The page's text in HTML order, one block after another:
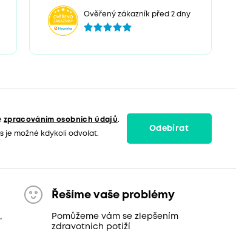
Ověřený zákazník před 2 dny
zpracováním osobních údajů.
je možné kdykoli odvolat.
Odebírat
Řešíme vaše problémy
Pomůžeme vám se zlepšením
zdravotních potíží